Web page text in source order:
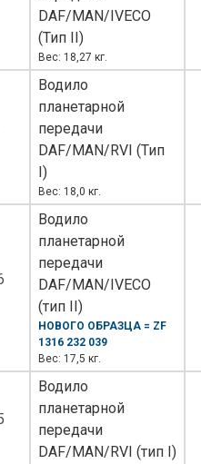
DAF/MAN/IVECO
(Тип II)
Вес: 18,27 кг.
Водило
планетарной
передачи
DAF/MAN/RVI (Тип
I)
Вес: 18,0 кг.
Водило
планетарной
передачи
DAF/MAN/IVECO
(тип II)
НОВОГО ОБРАЗЦА = ZF
1316 232 039
Вес: 17,5 кг.
Водило
планетарной
передачи
DAF/MAN/RVI (тип I)